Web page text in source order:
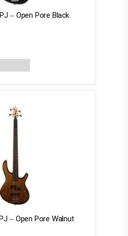
– Open Pore Black
– Open Pore Walnut